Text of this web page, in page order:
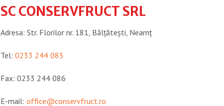
SC CONSERVFRUCT SRL
Adresa: Str. Florilor nr. 181, Bălțătești, Neamţ
Tel:0233 244 085
Fax: 0233 244 086
E-mail:office@conservfruct.ro